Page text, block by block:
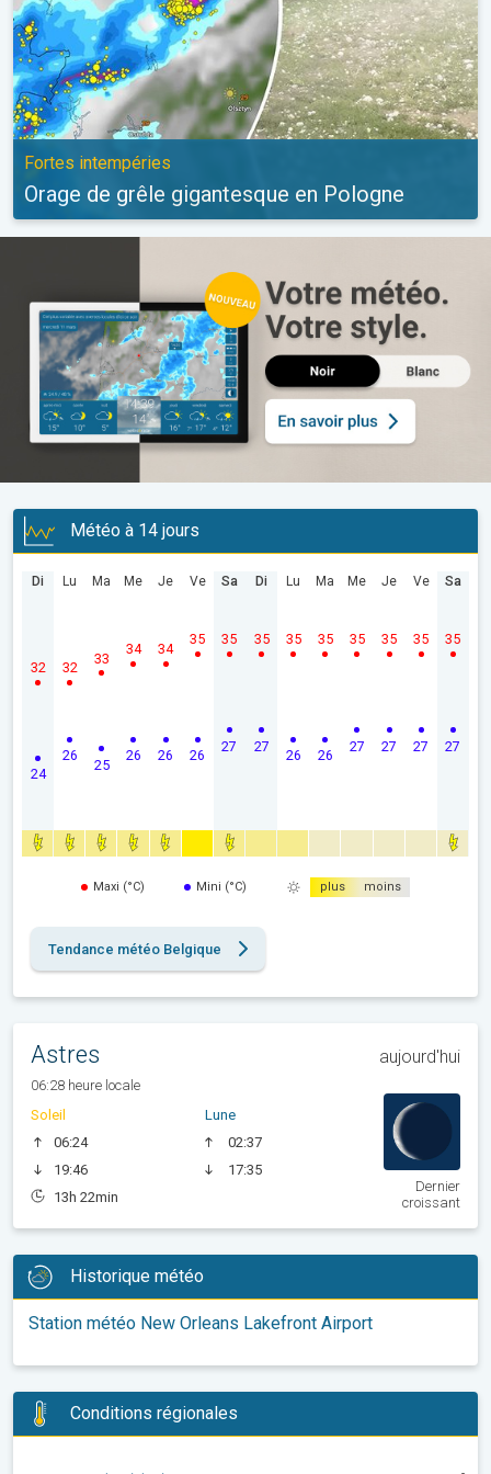
Fortes intempéries
Orage de grêle gigantesque en Pologne
Météo à 14 jours
Di
24
32
Lu
26
32
Ma
25
33
Me
26
34
Je
26
34
Ve
26
35
Sa
27
35
Di
27
35
Lu
26
35
Ma
26
35
Me
27
35
Je
27
35
Ve
27
35
Sa
27
35
Maxi (°C) Mini (°C) plus moins
Tendance météo Belgique
Astres aujourd'hui
06:28 heure locale
Soleil
06:24
19:46
13h 22min
Lune
02:37
17:35
Dernier
croissant
Historique météo
Station météo New Orleans Lakefront Airport
Conditions régionales